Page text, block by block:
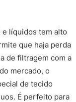
e líquidos tem alto
que haja perda
de filtragem com a
mercado, o
de tecido
É perfeito para